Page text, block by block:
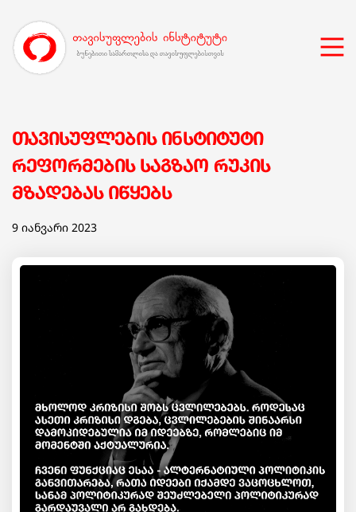
თავისუფლების ინსტიტუტი
რეფორმების საგზაო რუკის
მზადებას იწყებს
9 იანვარი 2023